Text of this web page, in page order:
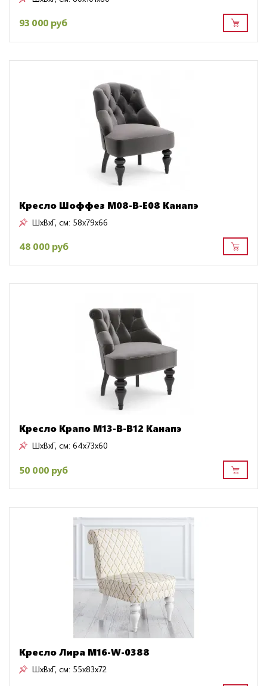
93 000 руб
Кресло Шоффез M08-B-E08 Канапэ
ШxВxГ, см: 58x79x66
48 000 руб
Кресло Крапо M13-B-B12 Канапэ
ШxВxГ, см: 64x73x60
50 000 руб
Кресло Лира M16-W-0388
ШxВxГ, см: 55x83x72